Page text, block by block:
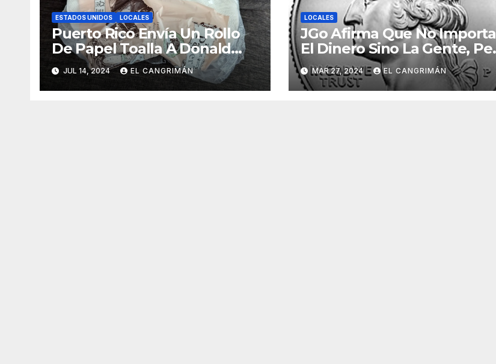
ESTADOS UNIDOS LOCALES
Puerto Rico Envía Un Rollo
De Papel Toalla A Donald
Trump Pa’ Que Use Las Hojas
De Curita
JUL 14, 2024 EL CANGRIMÁN
LOCALES
JGo Afirma Que No Importa
El Dinero Sino La Gente,
Pregunta: «¿De Verdad No
Tendrán Una Pejetita?»
MAR 27, 2024 EL CANGRIMÁN